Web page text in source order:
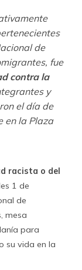
de
fue
contra la
y
el día de
en la Plaza
racista o del
1 de
de
mesa
para
su vida en la